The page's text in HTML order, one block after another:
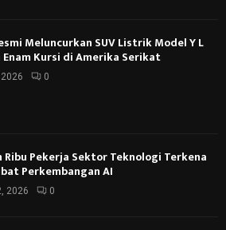
Meluncurkan SUV Listrik Model Y L
Kursi di Amerika Serikat
0
Ribu Pekerja Sektor Teknologi Terkena
Perkembangan AI
2026 0